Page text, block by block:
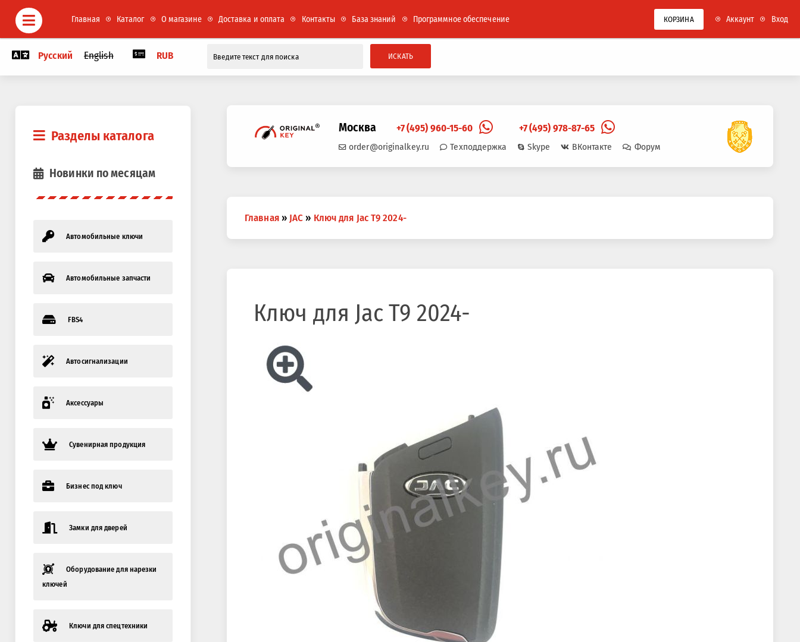
Главная Каталог О магазине Доставка и оплата Контакты База знаний Программное обеспечение КОРЗИНА Аккаунт Вход
Русский English RUB ИСКАТЬ
Разделы каталога
Новинки по месяцам
Автомобильные ключи
Автомобильные запчасти
FBS4
Автосигнализации
Аксессуары
Сувенирная продукция
Бизнес под ключ
Замки для дверей
Оборудование для нарезки
ключей
Ключи для спецтехники
Москва +7 (495) 960-15-60 +7 (495) 978-87-65
order@originalkey.ru Техподдержка Skype ВКонтакте Форум
здесь
Главная » JAC » Ключ для Jac T9 2024-
Ключ для Jac T9 2024-